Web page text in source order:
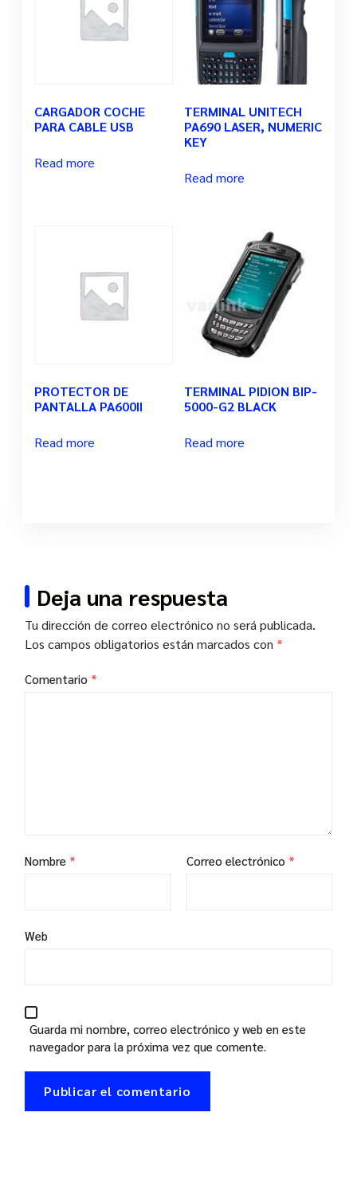
CARGADOR COCHE
PARA CABLE USB
Read more
TERMINAL UNITECH
PA690 LASER, NUMERIC
KEY
Read more
PROTECTOR DE
PANTALLA PA600II
Read more
TERMINAL PIDION BIP-
5000-G2 BLACK
Read more
Deja una respuesta
Tu dirección de correo electrónico no será publicada.
Los campos obligatorios están marcados con *
Comentario *
Nombre * Correo electrónico *
Web
Guarda mi nombre, correo electrónico y web en este
navegador para la próxima vez que comente.